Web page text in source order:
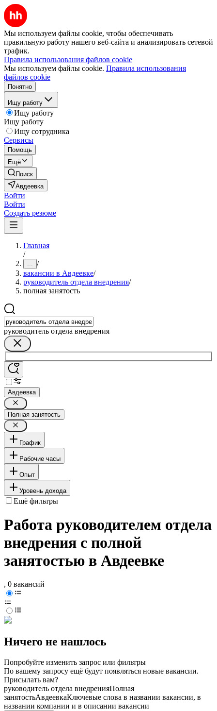
Мы используем файлы cookie, чтобы обеспечивать
правильную работу нашего веб-сайта и анализировать сетевой
трафик.
Правила использования файлов cookie
Мы используем файлы cookie. Правила использования
файлов cookie
Понятно
Ищу работу
Ищу работу
Ищу работу
Ищу сотрудника
Сервисы
Помощь
Ещё
Поиск
Авдеевка
Войти
Войти
Создать резюме
Главная
/
... /
вакансии в Авдеевке/
руководитель отдела внедрения/
полная занятость
руководитель отдела внедрения
Авдеевка
Полная занятость
График
Рабочие часы
Опыт
Уровень дохода
Ещё фильтры
Работа руководителем отдела
внедрения с полной
занятостью в Авдеевке
, 0 вакансий
Ничего не нашлось
Попробуйте изменить запрос или фильтры
По вашему запросу ещё будут появляться новые вакансии.
Присылать вам?
руководитель отдела внедренияПолная
занятостьАвдеевкаКлючевые слова в названии вакансии, в
названии компании и в описании вакансии